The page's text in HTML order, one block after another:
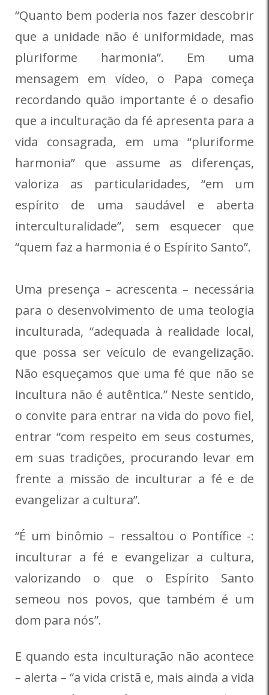
“Quanto bem poderia nos fazer descobrir
que a unidade não é uniformidade, mas
pluriforme harmonia”. Em uma
mensagem em vídeo, o Papa começa
recordando quão importante é o desafio
que a inculturação da fé apresenta para a
vida consagrada, em uma “pluriforme
harmonia” que assume as diferenças,
valoriza as particularidades, “em um
espírito de uma saudável e aberta
interculturalidade”, sem esquecer que
“quem faz a harmonia é o Espírito Santo”.
Uma presença – acrescenta – necessária
para o desenvolvimento de uma teologia
inculturada, “adequada à realidade local,
que possa ser veículo de evangelização.
Não esqueçamos que uma fé que não se
incultura não é autêntica.” Neste sentido,
o convite para entrar na vida do povo fiel,
entrar “com respeito em seus costumes,
em suas tradições, procurando levar em
frente a missão de inculturar a fé e de
evangelizar a cultura”.
“É um binômio – ressaltou o Pontífice -:
inculturar a fé e evangelizar a cultura,
valorizando o que o Espírito Santo
semeou nos povos, que também é um
dom para nós”.
E quando esta inculturação não acontece
– alerta – “a vida cristã e, mais ainda a vida